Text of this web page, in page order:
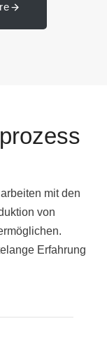
mit den
von
Erfahrung